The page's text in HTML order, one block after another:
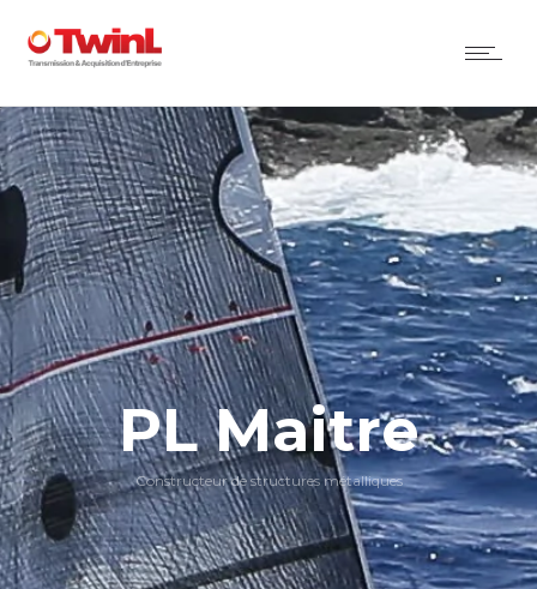
PL Maitre
Constructeur de structures métalliques